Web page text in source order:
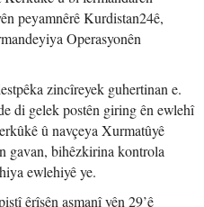
peyamnêrê Kurdistan24ê,
Operasyonên
zincîreyek guhertinan e.
di gelek postên giring ên ewlehî
û navçeya Xurmatûyê
gavan, bihêzkirina kontrola
ewlehiyê ye.
êrîşên asmanî yên 29’ê